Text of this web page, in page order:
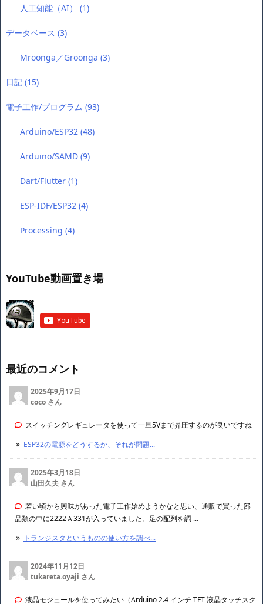
人工知能（AI）(1)
データベース (3)
Mroonga／Groonga(3)
日記 (15)
電子工作/プログラム (93)
Arduino/ESP32(48)
Arduino/SAMD(9)
Dart/Flutter(1)
ESP-IDF/ESP32(4)
Processing(4)
YouTube動画置き場
最近のコメント
2025年9月17日
coco さん
スイッチングレギュレータを使って一旦5Vまで昇圧するのが良いですね
ESP32の電源をどうするか、それが問題...
2025年3月18日
山田久夫 さん
若い頃から興味があった電子工作始めようかなと思い、通販で買った部
品類の中に2222Ａ331が入っていました。足の配列を調 ...
トランジスタというものの使い方を調べ...
2024年11月12日
tukareta.oyaji さん
液晶モジュールを使ってみたい（Arduino 2.4 インチ TFT 液晶タッチスク